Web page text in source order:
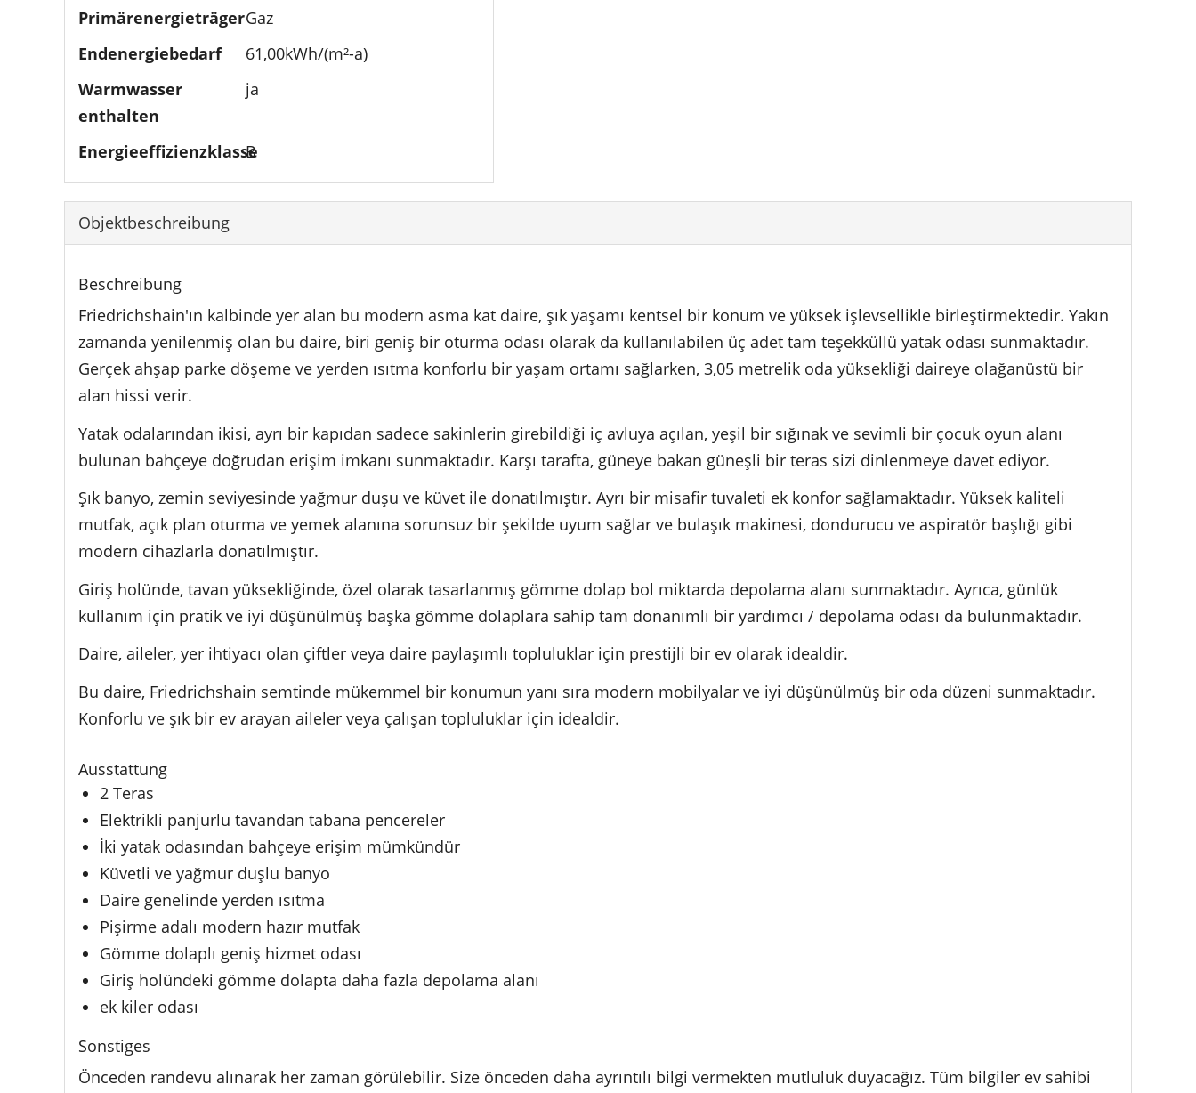
PrimärenergieträgerGaz
Endenergiebedarf
61,00kWh/(m²-a)
Warmwasser
enthalten
ja
Energieeffizienzklasse
B
Objektbeschreibung
Beschreibung
Friedrichshain'ın kalbinde yer alan bu modern asma kat daire, şık yaşamı kentsel bir konum ve yüksek işlevsellikle birleştirmektedir. Yakın
zamanda yenilenmiş olan bu daire, biri geniş bir oturma odası olarak da kullanılabilen üç adet tam teşekküllü yatak odası sunmaktadır.
Gerçek ahşap parke döşeme ve yerden ısıtma konforlu bir yaşam ortamı sağlarken, 3,05 metrelik oda yüksekliği daireye olağanüstü bir
alan hissi verir.
Yatak odalarından ikisi, ayrı bir kapıdan sadece sakinlerin girebildiği iç avluya açılan, yeşil bir sığınak ve sevimli bir çocuk oyun alanı
bulunan bahçeye doğrudan erişim imkanı sunmaktadır. Karşı tarafta, güneye bakan güneşli bir teras sizi dinlenmeye davet ediyor.
Şık banyo, zemin seviyesinde yağmur duşu ve küvet ile donatılmıştır. Ayrı bir misafir tuvaleti ek konfor sağlamaktadır. Yüksek kaliteli
mutfak, açık plan oturma ve yemek alanına sorunsuz bir şekilde uyum sağlar ve bulaşık makinesi, dondurucu ve aspiratör başlığı gibi
modern cihazlarla donatılmıştır.
Giriş holünde, tavan yüksekliğinde, özel olarak tasarlanmış gömme dolap bol miktarda depolama alanı sunmaktadır. Ayrıca, günlük
kullanım için pratik ve iyi düşünülmüş başka gömme dolaplara sahip tam donanımlı bir yardımcı / depolama odası da bulunmaktadır.
Daire, aileler, yer ihtiyacı olan çiftler veya daire paylaşımlı topluluklar için prestijli bir ev olarak idealdir.
Bu daire, Friedrichshain semtinde mükemmel bir konumun yanı sıra modern mobilyalar ve iyi düşünülmüş bir oda düzeni sunmaktadır.
Konforlu ve şık bir ev arayan aileler veya çalışan topluluklar için idealdir.
Ausstattung
2 Teras
Elektrikli panjurlu tavandan tabana pencereler
İki yatak odasından bahçeye erişim mümkündür
Küvetli ve yağmur duşlu banyo
Daire genelinde yerden ısıtma
Pişirme adalı modern hazır mutfak
Gömme dolaplı geniş hizmet odası
Giriş holündeki gömme dolapta daha fazla depolama alanı
ek kiler odası
Sonstiges
Önceden randevu alınarak her zaman görülebilir. Size önceden daha ayrıntılı bilgi vermekten mutluluk duyacağız. Tüm bilgiler ev sahibi